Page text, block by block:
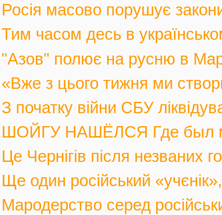
Росія масово порушує
Тим часом десь в
"Азов" полює на русню в
«Вже з цього тижня ми
З початку війни СБУ
ШОЙГУ НАШЁЛСЯ Где был
Це Чернігів після незваних
Ще один російський
Мародерство серед